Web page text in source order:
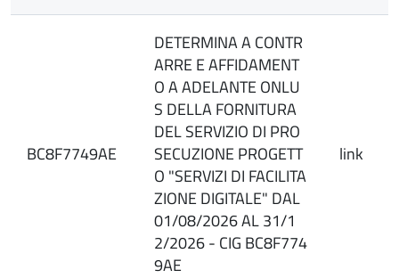
BC8F7749AE
DETERMINA A CONTR
ARRE E AFFIDAMENT
O A ADELANTE ONLU
S DELLA FORNITURA
DEL SERVIZIO DI PRO
SECUZIONE PROGETT
O "SERVIZI DI FACILITA
ZIONE DIGITALE" DAL
01/08/2026 AL 31/1
2/2026 - CIG BC8F774
9AE
link